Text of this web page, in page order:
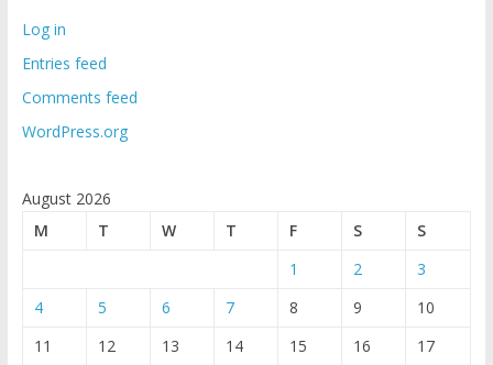
Log in
Entries feed
Comments feed
WordPress.org
August 2026
M
T W T F S
S
1
2
3
4
5 6 7 8 9
10
11
12 13 14 15 16 17